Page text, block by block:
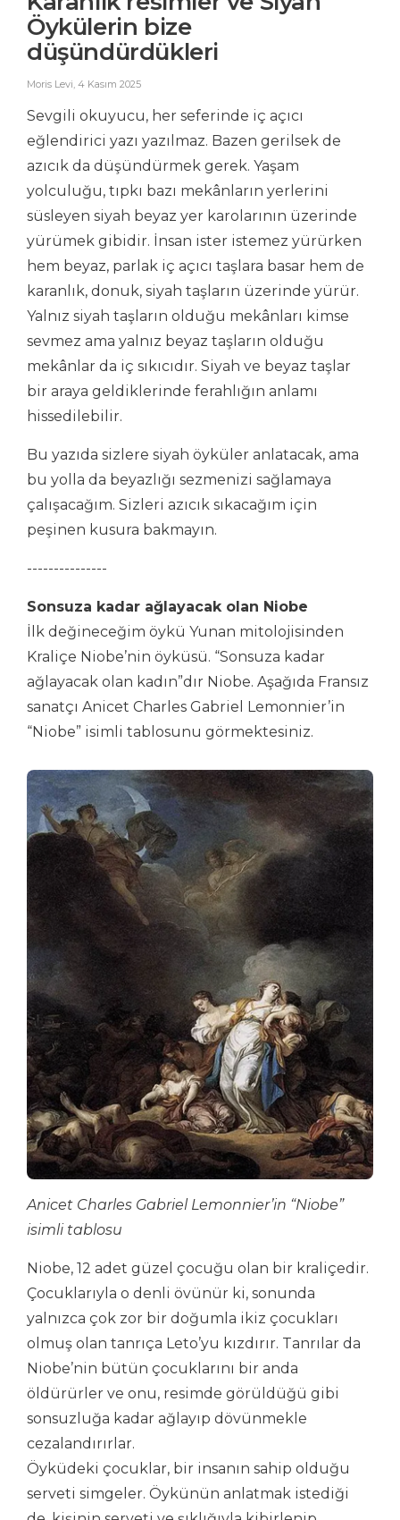
Öykülerin bize
düşündürdükleri
Moris Levi, 4 Kasım 2025
Sevgili okuyucu, her seferinde iç açıcı
eğlendirici yazı yazılmaz. Bazen gerilsek de
azıcık da düşündürmek gerek. Yaşam
yolculuğu, tıpkı bazı mekânların yerlerini
süsleyen siyah beyaz yer karolarının üzerinde
yürümek gibidir. İnsan ister istemez yürürken
hem beyaz, parlak iç açıcı taşlara basar hem de
karanlık, donuk, siyah taşların üzerinde yürür.
Yalnız siyah taşların olduğu mekânları kimse
sevmez ama yalnız beyaz taşların olduğu
mekânlar da iç sıkıcıdır. Siyah ve beyaz taşlar
bir araya geldiklerinde ferahlığın anlamı
hissedilebilir.
Bu yazıda sizlere siyah öyküler anlatacak, ama
bu yolla da beyazlığı sezmenizi sağlamaya
çalışacağım. Sizleri azıcık sıkacağım için
peşinen kusura bakmayın.
---------------
Sonsuza kadar ağlayacak olan Niobe
İlk değineceğim öykü Yunan mitolojisinden
Kraliçe Niobe’nin öyküsü. “Sonsuza kadar
ağlayacak olan kadın”dır Niobe. Aşağıda Fransız
sanatçı Anicet Charles Gabriel Lemonnier’in
“Niobe” isimli tablosunu görmektesiniz.
Anicet Charles Gabriel Lemonnier’in “Niobe”
isimli tablosu
Niobe, 12 adet güzel çocuğu olan bir kraliçedir.
Çocuklarıyla o denli övünür ki, sonunda
yalnızca çok zor bir doğumla ikiz çocukları
olmuş olan tanrıça Leto’yu kızdırır. Tanrılar da
Niobe’nin bütün çocuklarını bir anda
öldürürler ve onu, resimde görüldüğü gibi
sonsuzluğa kadar ağlayıp dövünmekle
cezalandırırlar.
Öyküdeki çocuklar, bir insanın sahip olduğu
serveti simgeler. Öykünün anlatmak istediği